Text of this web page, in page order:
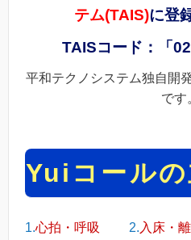
テム(TAIS)に登
TAISコード：「
平和テクノシステム独自開
です
Yuiコールの
1.心拍・呼吸 2. 入床・